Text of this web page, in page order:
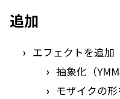
追加
エフェクトを追加
抽象化（
モザイクの